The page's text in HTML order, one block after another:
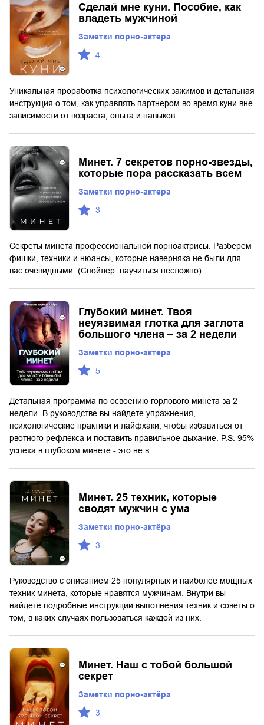
Сделай мне куни. Пособие, как
владеть мужчиной
Заметки порно-актёра
4
Уникальная проработка психологических зажимов и детальная
инструкция о том, как управлять партнером во время куни вне
зависимости от возраста, опыта и навыков.
Минет. 7 секретов порно-звезды,
которые пора рассказать всем
Заметки порно-актёра
3
Секреты минета профессиональной порноактрисы. Разберем
фишки, техники и нюансы, которые наверняка не были для
вас очевидными. (Спойлер: научиться несложно).
Глубокий минет. Твоя
неуязвимая глотка для заглота
большого члена – за 2 недели
Заметки порно-актёра
5
Детальная программа по освоению горлового минета за 2
недели. В руководстве вы найдете упражнения,
психологические практики и лайфхаки, чтобы избавиться от
рвотного рефлекса и поставить правильное дыхание. P.S. 95%
успеха в глубоком минете - это не в…
Минет. 25 техник, которые
сводят мужчин с ума
Заметки порно-актёра
3
Руководство с описанием 25 популярных и наиболее мощных
техник минета, которые нравятся мужчинам. Внутри вы
найдете подробные инструкции выполнения техник и советы о
том, в каких случаях пользоваться каждой из них.
Минет. Наш с тобой большой
секрет
Заметки порно-актёра
3